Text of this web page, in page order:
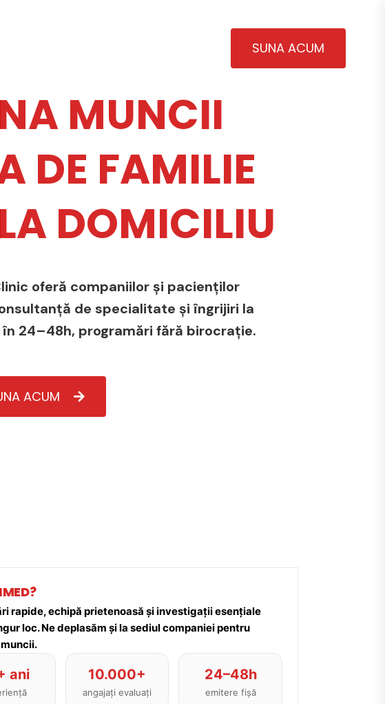
SUNA ACUM
MUNCII
DE FAMILIE
DOMICILIU
oferă companiilor și pacienților
de specialitate și îngrijiri la
24–48h, programări fără birocrație.
ACUM
rapide, echipă prietenoasă și investigații esențiale
loc. Ne deplasăm și la sediul companiei pentru
ani 10.000+
angajați evaluați
24–48h
emitere fișă